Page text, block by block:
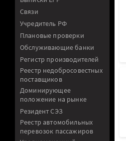
Связи
Учредитель РФ
Плановые проверки
Обслуживающие банки
Регистр производителей
Реестр недобросовестных
поставщиков
Доминирующее
положение на рынке
Резидент СЭЗ
Реестр автомобильных
перевозок пассажиров